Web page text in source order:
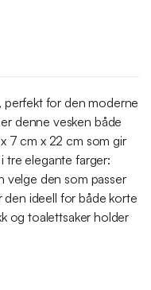
perfekt for den moderne
denne vesken både
7 cm x 22 cm som gir
tre elegante farger:
velge den som passer
den ideell for både korte
og toalettsaker holder